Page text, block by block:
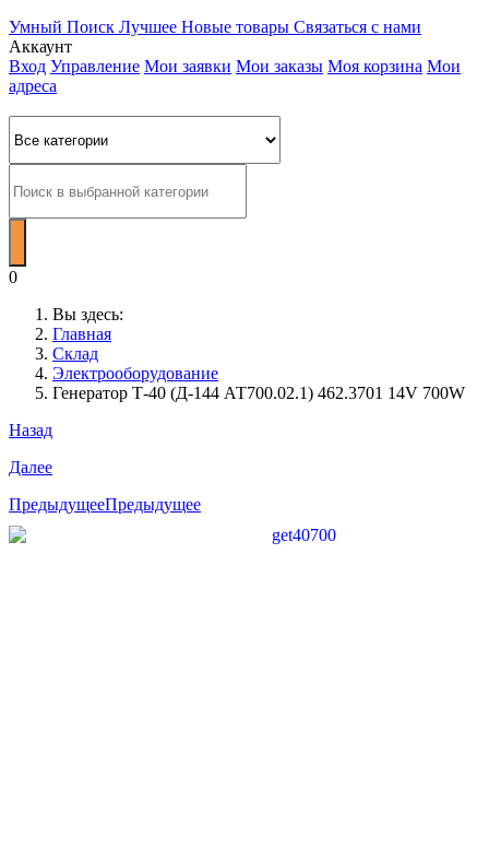
Умный Поиск Лучшее Новые товары Связаться с нами
Аккаунт
Вход Управление Мои заявки Мои заказы Моя корзина Мои
адреса
0
Вы здесь:
Главная
Склад
Электрооборудование
Генератор Т-40 (Д-144 АТ700.02.1) 462.3701 14V 700W
Назад
Далее
ПредыдущееПредыдущее